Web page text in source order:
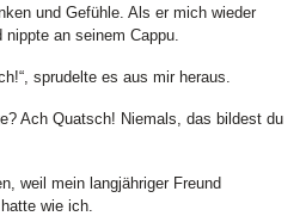
und Gefühle. Als er mich wieder
an seinem Cappu.
sprudelte es aus mir heraus.
Ach Quatsch! Niemals, das bildest du
weil mein langjähriger Freund
wie ich.